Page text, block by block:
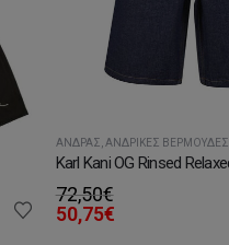
ΆΝΔΡΑΣ,ΑΝΔΡΙΚΈΣ ΒΕΡΜΟΎΔΕΣ
72,50€
50,75€